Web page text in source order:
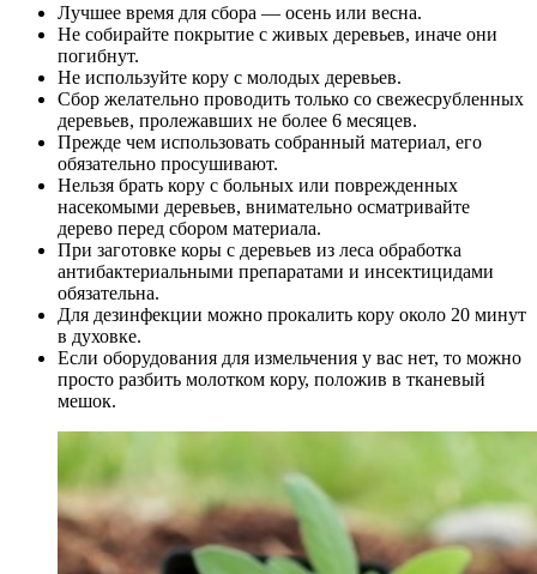
Лучшее время для сбора — осень или весна.
Не собирайте покрытие с живых деревьев, иначе они
погибнут.
Не используйте кору с молодых деревьев.
Сбор желательно проводить только со свежесрубленных
деревьев, пролежавших не более 6 месяцев.
Прежде чем использовать собранный материал, его
обязательно просушивают.
Нельзя брать кору с больных или поврежденных
насекомыми деревьев, внимательно осматривайте
дерево перед сбором материала.
При заготовке коры с деревьев из леса обработка
антибактериальными препаратами и инсектицидами
обязательна.
Для дезинфекции можно прокалить кору около 20 минут
в духовке.
Если оборудования для измельчения у вас нет, то можно
просто разбить молотком кору, положив в тканевый
мешок.